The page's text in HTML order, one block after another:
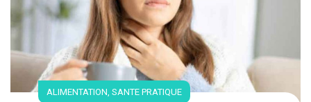
ALIMENTATION, SANTE PRATIQUE